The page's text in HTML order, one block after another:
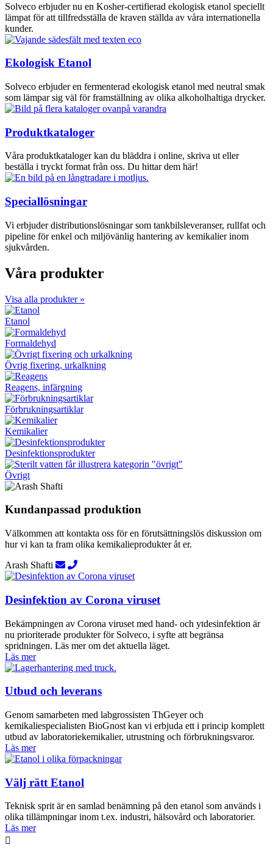
Solveco erbjuder nu en Kosher-certifierad ekologisk etanol speciellt
lämpat för att tillfredsställa de kraven ställda av våra internationella
kunder.
Ekologisk Etanol
Solveco erbjuder en fermenterad ekologisk etanol med neutral smak
som lämpar sig väl för framställning av olika alkoholhaltiga drycker.
Produktkataloger
Våra produktkataloger kan du bläddra i online, skriva ut eller
beställa i tryckt format från oss. Du hittar dem här!
Speciallösningar
Vi erbjuder distributionslösningar som tankbilsleveranser, rullfat och
pipeline för enkel och miljövänlig hantering av kemikalier inom
sjukvården.
Våra produkter
Visa alla produkter »
Etanol
Formaldehyd
Övrig fixering, urkalkning
Reagens, infärgning
Förbrukningsartiklar
Kemikalier
Desinfektionsprodukter
Övrigt
Kundanpassad produktion
Välkommen att kontakta oss för en förutsättningslös diskussion om
hur vi kan ta fram olika kemikalieprodukter åt er.
Arash Shafti
Desinfektion av Corona viruset
Bekämpningen av Corona viruset med hand- och ytdesinfektion är
nu prioriterade produkter för Solveco, i syfte att begränsa
spridningen. Läs mer om det aktuella läget.
Läs mer
Utbud och leverans
Genom samarbeten med labgrossisten ThGeyer och
kemikaliespecialisten BioGnost kan vi erbjuda ett i princip komplett
utbud av laboratoriekemikalier, utrustning och förbrukningsvaror.
Läs mer
Välj rätt Etanol
Teknisk sprit är en samlad benämning på den etanol som används i
olika tillämpningar inom t.ex. industri, hälsovård och laboratorier.
Läs mer